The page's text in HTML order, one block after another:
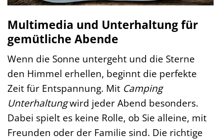
Multimedia und Unterhaltung für
gemütliche Abende
Wenn die Sonne untergeht und die Sterne
den Himmel erhellen, beginnt die perfekte
Zeit für Entspannung. Mit Camping
Unterhaltungwird jeder Abend besonders.
Dabei spielt es keine Rolle, ob Sie alleine, mit
Freunden oder der Familie sind. Die richtige